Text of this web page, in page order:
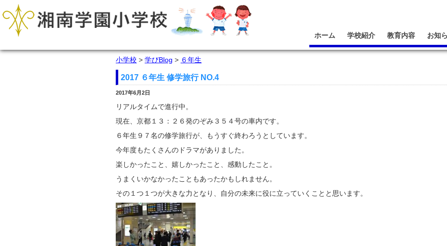
ホーム 学校紹介 教育内容 お知
小学校 > 学びBlog > ６年生
2017 ６年生 修学旅行 NO.4
2017年6月2日
リアルタイムで進行中。
現在、京都１３：２６発のぞみ３５４号の車内です。
６年生９７名の修学旅行が、もうすぐ終わろうとしています。
今年度もたくさんのドラマがありました。
楽しかったこと、嬉しかったこと、感動したこと。
うまくいかなかったこともあったかもしれません。
その１つ１つが大きな力となり、自分の未来に役に立っていくことと思います。